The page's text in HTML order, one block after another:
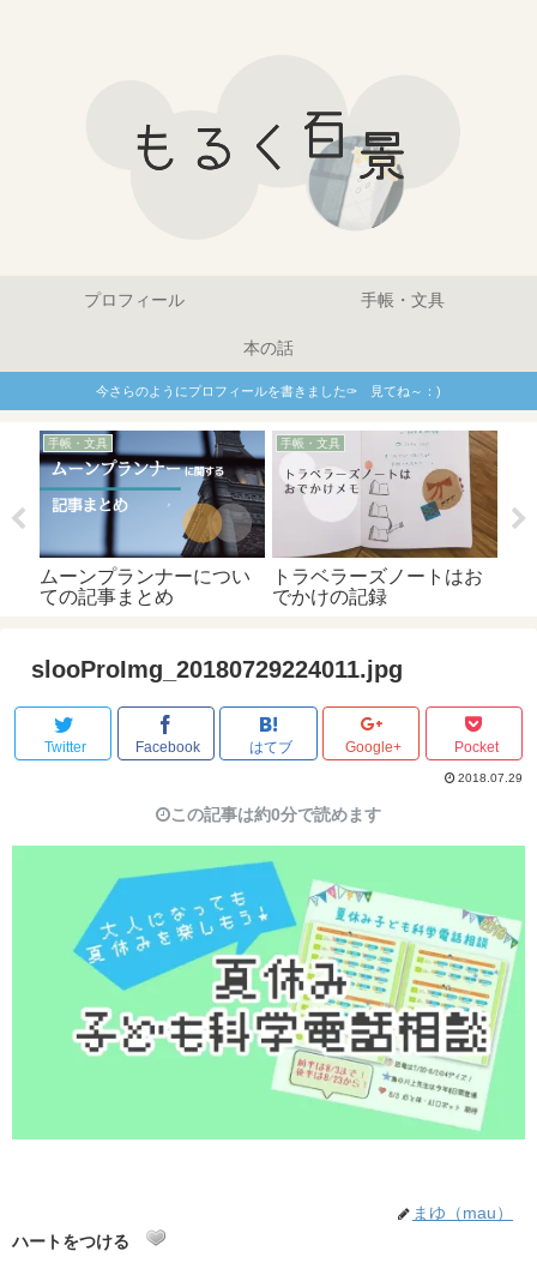
プロフィール 手帳・文具
本の話
今さらのようにプロフィールを書きました✑ 見てね～：)
手帳・文具
ムーンプランナーについ
ての記事まとめ
手帳・文具
トラベラーズノートはお
でかけの記録
slooProImg_20180729224011.jpg
Twitter Facebook はてブ Google+ Pocket
2018.07.29
この記事は約0分で読めます
まゆ（mau）
ハートをつける